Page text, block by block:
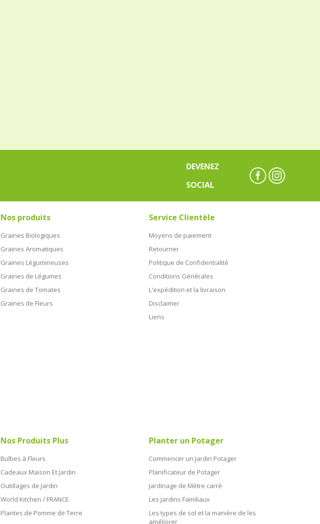
DEVENEZ
SOCIAL
Nos produits
Graines Biologiques
Graines Aromatiques
Graines Légumineuses
Graines de Légumes
Graines de Tomates
Graines de Fleurs
Service Clientèle
Moyens de paiement
Retourner
Politique de Confidentialité
Conditions Générales
L'expédition et la livraison
Disclaimer
Liens
Nos Produits Plus
Bulbes à Fleurs
Cadeaux Maison Et Jardin
Outillages de Jardin
World Kitchen / FRANCE
Plantes de Pomme de Terre
Planter un Potager
Commencer un Jardin Potager
Planificateur de Potager
Jardinage de Mètre carré
Les Jardins Familiaux
Les types de sol et la manière de les
améliorer